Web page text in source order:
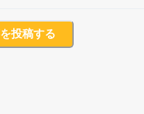
投稿する